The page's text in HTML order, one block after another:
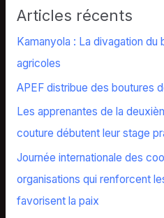
Articles récents
Kamanyola : La divagation
agricoles
APEF distribue des boutures
Les apprenantes de la
couture débutent leur stage
Journée internationale des
organisations qui renforcent
favorisent la paix